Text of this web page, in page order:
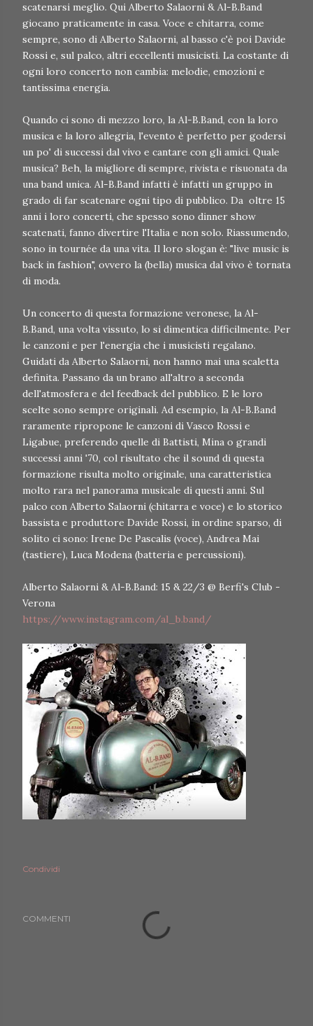
scatenarsi meglio. Qui Alberto Salaorni & Al-B.Band
giocano praticamente in casa. Voce e chitarra, come
sempre, sono di Alberto Salaorni, al basso c'è poi Davide
Rossi e, sul palco, altri eccellenti musicisti. La costante di
ogni loro concerto non cambia: melodie, emozioni e
tantissima energia.
Quando ci sono di mezzo loro, la Al-B.Band, con la loro
musica e la loro allegria, l'evento è perfetto per godersi
un po' di successi dal vivo e cantare con gli amici. Quale
musica? Beh, la migliore di sempre, rivista e risuonata da
una band unica. Al-B.Band infatti è infatti un gruppo in
grado di far scatenare ogni tipo di pubblico. Da oltre 15
anni i loro concerti, che spesso sono dinner show
scatenati, fanno divertire l'Italia e non solo. Riassumendo,
sono in tournée da una vita. Il loro slogan è: "live music is
back in fashion", ovvero la (bella) musica dal vivo è tornata
di moda.
Un concerto di questa formazione veronese, la Al-
B.Band, una volta vissuto, lo si dimentica difficilmente. Per
le canzoni e per l'energia che i musicisti regalano.
Guidati da Alberto Salaorni, non hanno mai una scaletta
definita. Passano da un brano all'altro a seconda
dell'atmosfera e del feedback del pubblico. E le loro
scelte sono sempre originali. Ad esempio, la Al-B.Band
raramente ripropone le canzoni di Vasco Rossi e
Ligabue, preferendo quelle di Battisti, Mina o grandi
successi anni '70, col risultato che il sound di questa
formazione risulta molto originale, una caratteristica
molto rara nel panorama musicale di questi anni. Sul
palco con Alberto Salaorni (chitarra e voce) e lo storico
bassista e produttore Davide Rossi, in ordine sparso, di
solito ci sono: Irene De Pascalis (voce), Andrea Mai
(tastiere), Luca Modena (batteria e percussioni).
Alberto Salaorni & Al-B.Band: 15 & 22/3 @ Berfi's Club -
Verona
https://www.instagram.com/al_b.band/
Condividi
COMMENTI